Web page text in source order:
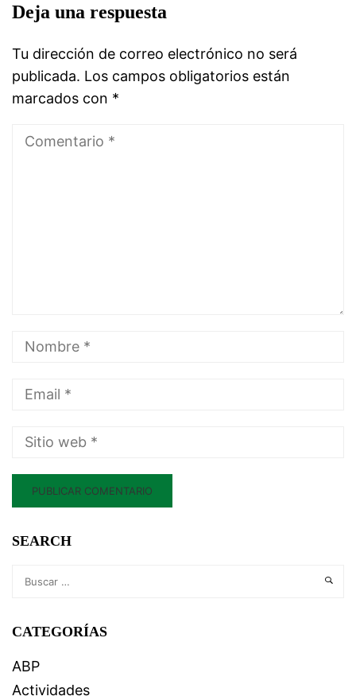
Deja una respuesta
Tu dirección de correo electrónico no será
publicada. Los campos obligatorios están
marcados con *
SEARCH
CATEGORÍAS
ABP
Actividades